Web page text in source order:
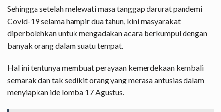
Sehingga setelah melewati masa tanggap darurat pandemi
Covid-19 selama hampir dua tahun, kini masyarakat
diperbolehkan untuk mengadakan acara berkumpul dengan
banyak orang dalam suatu tempat.
Hal ini tentunya membuat perayaan kemerdekaan kembali
semarak dan tak sedikit orang yang merasa antusias dalam
menyiapkan ide lomba 17 Agustus.